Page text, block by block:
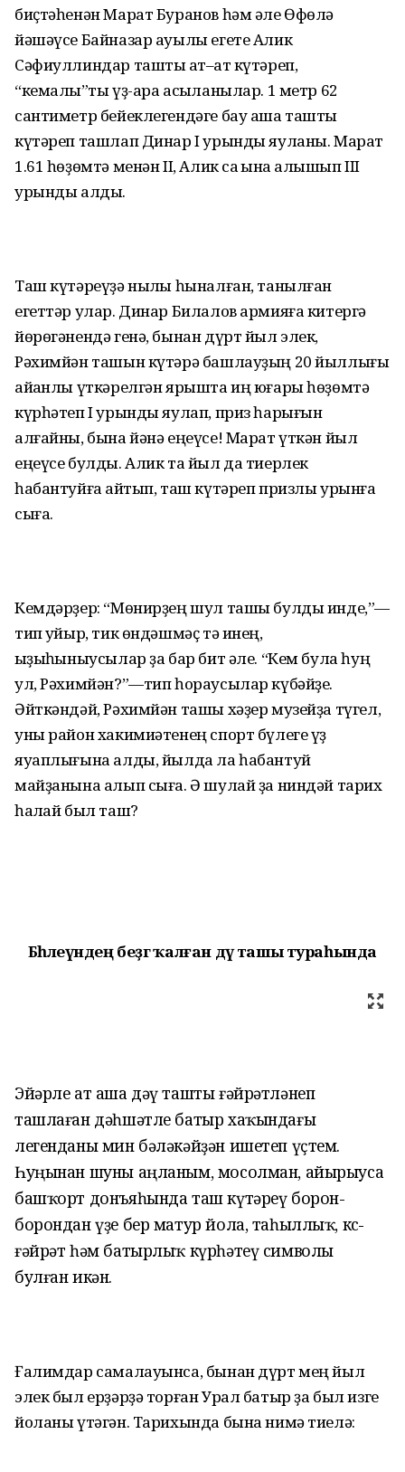
биҫтәһенән Марат Буранов һәм әле Өфөлә
йәшәүсе Байназар ауылы егете Алик
Сәфиуллиндар ташты ҡат–ҡат күтәреп,
“кемалыҡ”ты үҙ-ара асыҡланылар. 1 метр 62
сантиметр бейеклегендәге бау аша ташты
күтәреп ташлап Динар I урынды яуланы. Марат
1.61 һөҙөмтә менән II, Алик саҡ ҡына ҡалышып III
урынды алды.
Таш күтәреүҙә ныҡлы һыналған, танылған
егеттәр улар. Динар Билалов армияға китергә
йөрөгәнендә генә, бынан дүрт йыл элек,
Рәхимйән ташын күтәрә башлауҙың 20 йыллығы
айҡанлы үткәрелгән ярышта иң юғары һөҙөмтә
күрһәтеп I урынды яулап, приз һарығын
алғайны, бына йәнә еңеүсе! Марат үткән йыл
еңеүсе булды. Алик та йыл да тиерлек
һабантуйға ҡайтып, таш күтәреп призлы урынға
сыға.
Кемдәрҙер: “Мөнирҙең шул ташы булды инде,”—
тип ҡуйыр, тик өндәшмәҫ тә инең,
ҡыҙыҡһыныусылар ҙа бар бит әле. “Кем була һуң
ул, Рәхимйән?”—тип һораусылар күбәйҙе.
Әйткәндәй, Рәхимйән ташы хәҙер музейҙа түгел,
уны район хакимиәтенең спорт бүлеге үҙ
яуаплығына алды, йылда ла һабантуй
майҙанына алып сыға. Ә шулай ҙа ниндәй тарих
һаҡлай был таш?
Бәһлеүәндең беҙгә ҡалған дәү ташы тураһында
Эйәрле ат аша дәү ташты ғәйрәтләнеп
ташлаған дәһшәтле батыр хаҡындағы
легенданы мин бәләкәйҙән ишетеп үҫтем.
Һуңынан шуны аңланым, мосолман, айырыуса
башҡорт донъяһында таш күтәреү борон-
борондан үҙе бер матур йола, таһыллыҡ, көс-
ғәйрәт һәм батырлыҡ күрһәтеү символы
булған икән.
Ғалимдар самалауынса, бынан дүрт мең йыл
элек был ерҙәрҙә торған Урал батыр ҙа был изге
йоланы үтәгән. Тарихында бына нимә тиелә: